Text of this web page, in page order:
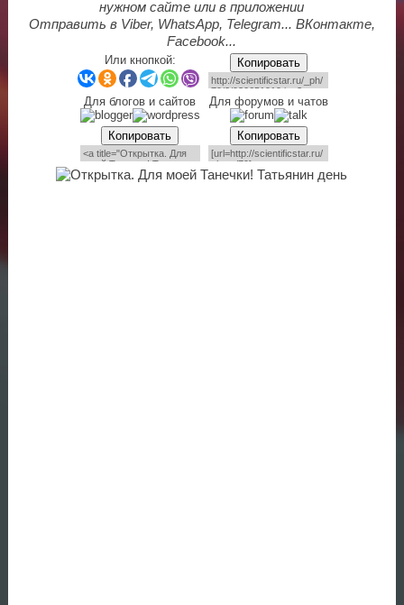
нужном сайте или в приложении
Отправить в Viber, WhatsApp, Telegram... ВКонтакте,
Facebook...
Или кнопкой: Копировать
Для блогов и сайтов Для форумов и чатов
Копировать Копировать